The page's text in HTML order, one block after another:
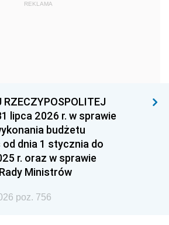
1959
1938 1937
1930
REKLAMA
RZECZYPOSPOLITEJ
lipca 2026 r. w sprawie
budżetu
dnia 1 stycznia do
r. oraz w sprawie
Ministrów
poz. 756